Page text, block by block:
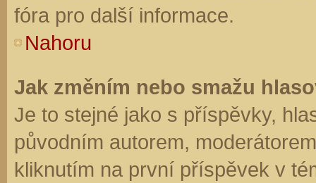
fóra pro další informace.
Nahoru
Jak změním nebo smažu
Je to stejné jako s příspěvky,
původním autorem,
kliknutím na první příspěvek v